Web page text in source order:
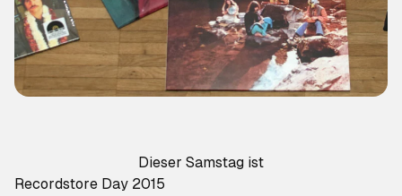
Dieser Samstag ist
Recordstore Day 2015